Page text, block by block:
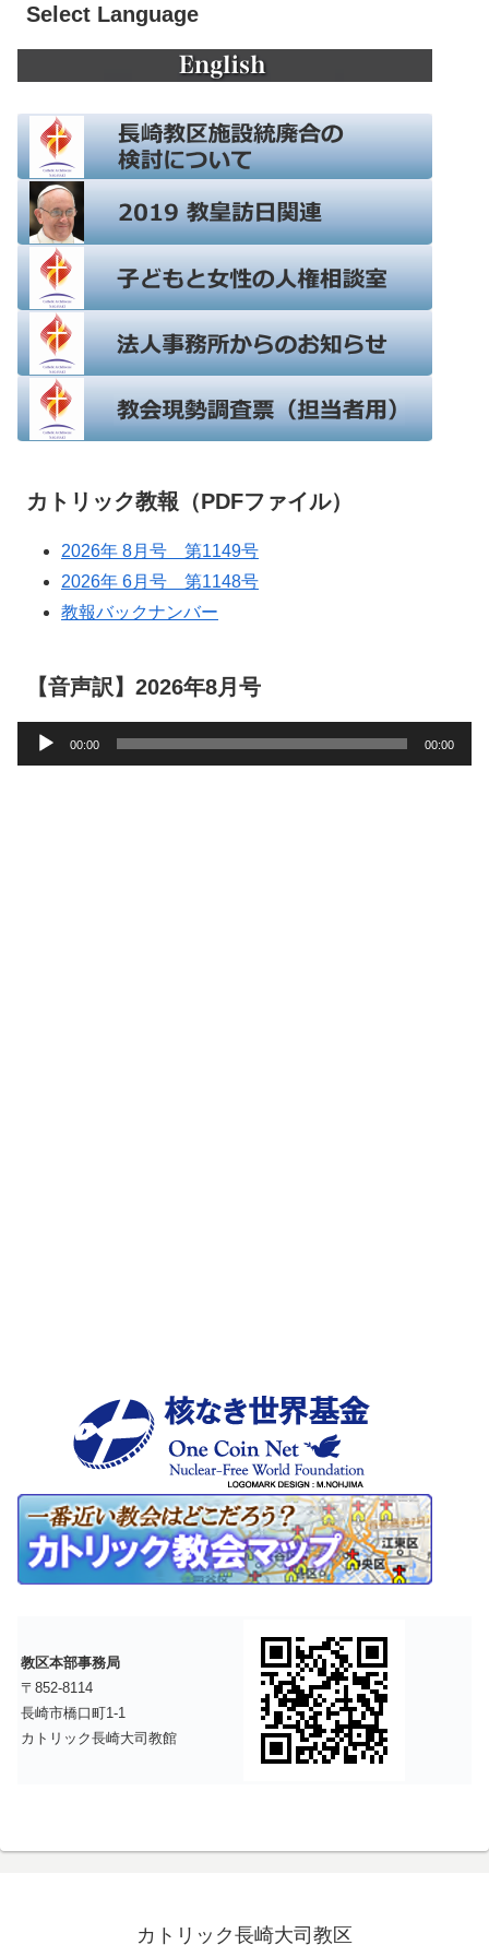
Select Language
カトリック教報（PDFファイル）
2026年 8月号 第1149号
2026年 6月号 第1148号
教報バックナンバー
【音声訳】2026年8月号
声
00:00 00:00
教区本部事務局
〒852-8114
長崎市橋口町1-1
カトリック長崎大司教館
カトリック長崎大司教区